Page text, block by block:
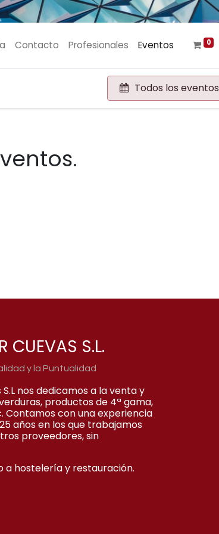
Contacto Profesionales Eventos 0
Todos los eventos
CUEVAS S.L.
y la Puntualidad
nos dedicamos a la venta y
productos de 4ª gama,
Contamos con una experiencia
años en los que trabajamos
proveedores, sin
a hostelería y restauración.